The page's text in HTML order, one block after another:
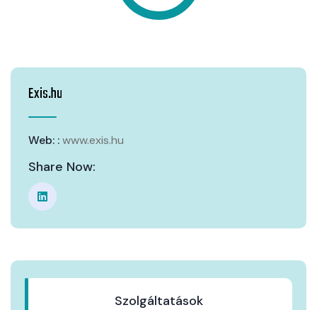
Exis.hu
Web: :www.exis.hu
Share Now:
Szolgáltatások